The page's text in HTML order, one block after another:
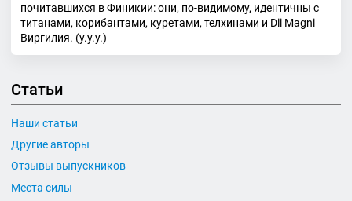
почитавшихся в Финикии: они, по-видимому, идентичны с
титанами, корибантами, куретами, телхинами и Dii Magni
Виргилия. (у.у.у.)
Статьи
Наши статьи
Другие авторы
Отзывы выпускников
Места силы